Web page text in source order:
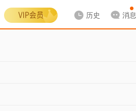
历史 消息